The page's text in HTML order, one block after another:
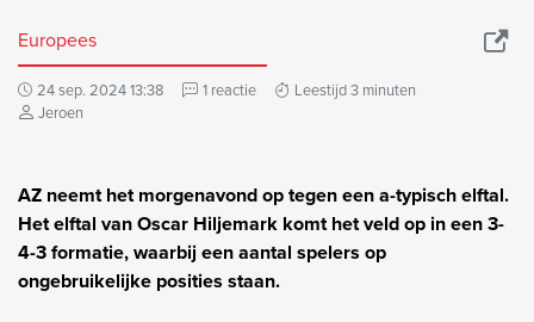
Europees
24 sep. 2024 13:38 1 reactie
Leestijd 3 minuten
Jeroen
AZ neemt het morgenavond op tegen een a-typisch elftal.
Het elftal van Oscar Hiljemark komt het veld op in een 3-
4-3 formatie, waarbij een aantal spelers op
ongebruikelijke posities staan.